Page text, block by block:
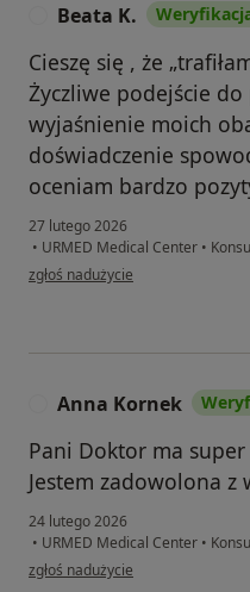
Beata K.
Cieszę się , że
Życzliwe podejście
wyjaśnienie moich
doświadczenie
oceniam bardzo
27 lutego 2026
• URMED Medical Center •
w opinii użytkownika Beata K.
zgłoś nadużycie
Anna Kornek
Pani Doktor ma
Jestem zadowolona z
24 lutego 2026
• URMED Medical Center •
w opinii użytkownika Anna Kornek
zgłoś nadużycie